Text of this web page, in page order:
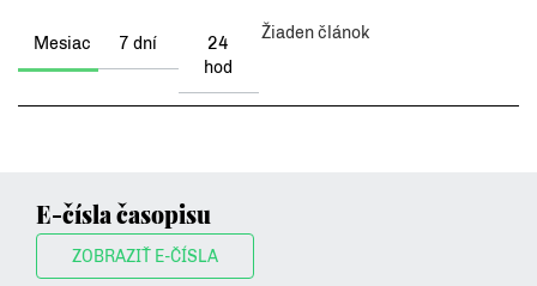
Mesiac 7 dní
24
hod
Žiaden článok
E-čísla časopisu
ZOBRAZIŤ E-ČÍSLA